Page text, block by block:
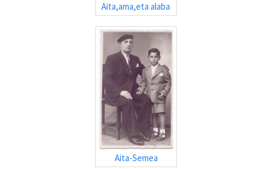
Aita,ama,eta alaba
Aita-Semea